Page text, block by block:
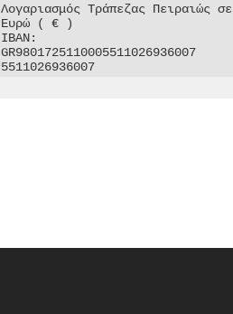
Λογαριασμός Τράπεζας Πειραιώς σε
Ευρώ ( € )
IBAN:
GR9801725110005511026936007
5511026936007